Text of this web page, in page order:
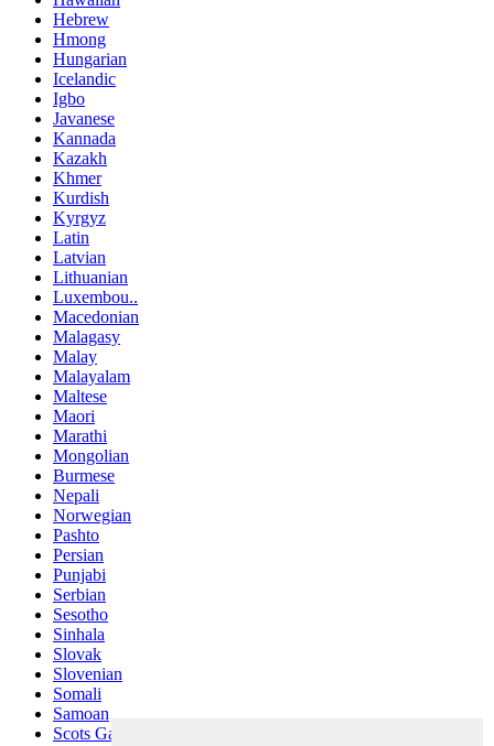
Hebrew
Hmong
Hungarian
Icelandic
Igbo
Javanese
Kannada
Kazakh
Khmer
Kurdish
Kyrgyz
Latin
Latvian
Lithuanian
Luxembou..
Macedonian
Malagasy
Malay
Malayalam
Maltese
Maori
Marathi
Mongolian
Burmese
Nepali
Norwegian
Pashto
Persian
Punjabi
Serbian
Sesotho
Sinhala
Slovak
Slovenian
Somali
Samoan
Scots Gaelic